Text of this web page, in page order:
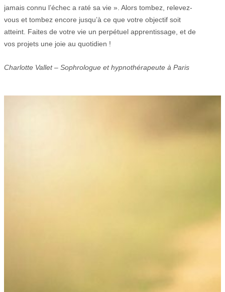
jamais connu l’échec a raté sa vie ». Alors tombez, relevez-
vous et tombez encore jusqu’à ce que votre objectif soit
atteint. Faites de votre vie un perpétuel apprentissage, et de
vos projets une joie au quotidien !
Charlotte Vallet – Sophrologue et hypnothérapeute à Paris